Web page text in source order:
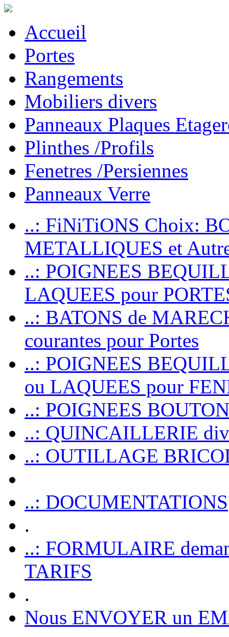
Accueil
Portes
Rangements
Mobiliers divers
Panneaux Plaques
Plinthes /Profils
Fenetres /Persiennes
Panneaux Verre
..: FiNiTiONS Choix:
METALLIQUES et
..: POIGNEES
LAQUEES pour
..: BATONS de
courantes pour Portes
..: POIGNEES
ou LAQUEES pour
..: POIGNEES
..: QUINCAILLERIE
..: OUTILLAGE
..: DOCUMENTATIONS
.
..: FORMULAIRE
TARIFS
.
Nous ENVOYER un